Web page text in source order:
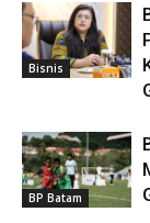
Bisnis
BP Batam